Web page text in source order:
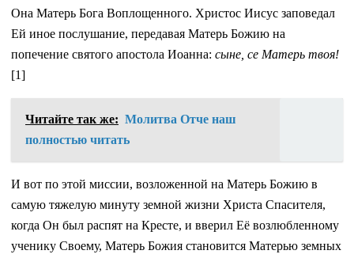
Она Матерь Бога Воплощенного. Христос Иисус заповедал
Ей иное послушание, передавая Матерь Божию на
попечение святого апостола Иоанна: сыне, се Матерь твоя!
[1]
Читайте так же: Молитва Отче наш
полностью читать
И вот по этой миссии, возложенной на Матерь Божию в
самую тяжелую минуту земной жизни Христа Спасителя,
когда Он был распят на Кресте, и вверил Её возлюбленному
ученику Своему, Матерь Божия становится Матерью земных